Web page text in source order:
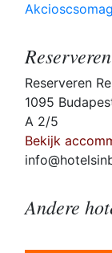
Reserveren
Reserveren
1095
A 2/5
Bekijk
Andere